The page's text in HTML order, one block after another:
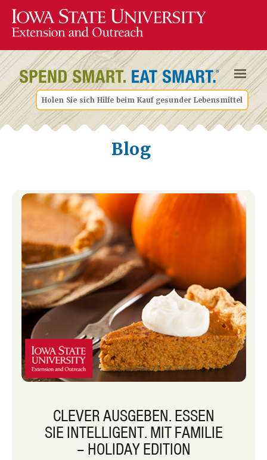
Holen Sie sich Hilfe beim Kauf gesunder Lebensmittel
Blog
CLEVER AUSGEBEN. ESSEN
SIE INTELLIGENT. MIT FAMILIE
– HOLIDAY EDITION